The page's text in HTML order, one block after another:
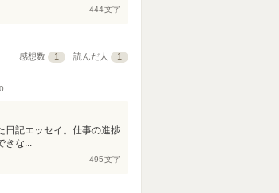
444文字
感想数 1 読んだ人 1
日記エッセイ。仕事の進捗
きな...
495文字